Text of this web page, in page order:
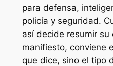
para defensa,
policía y seguridad.
así decide resumir
manifiesto, conviene
que dice, sino el tipo